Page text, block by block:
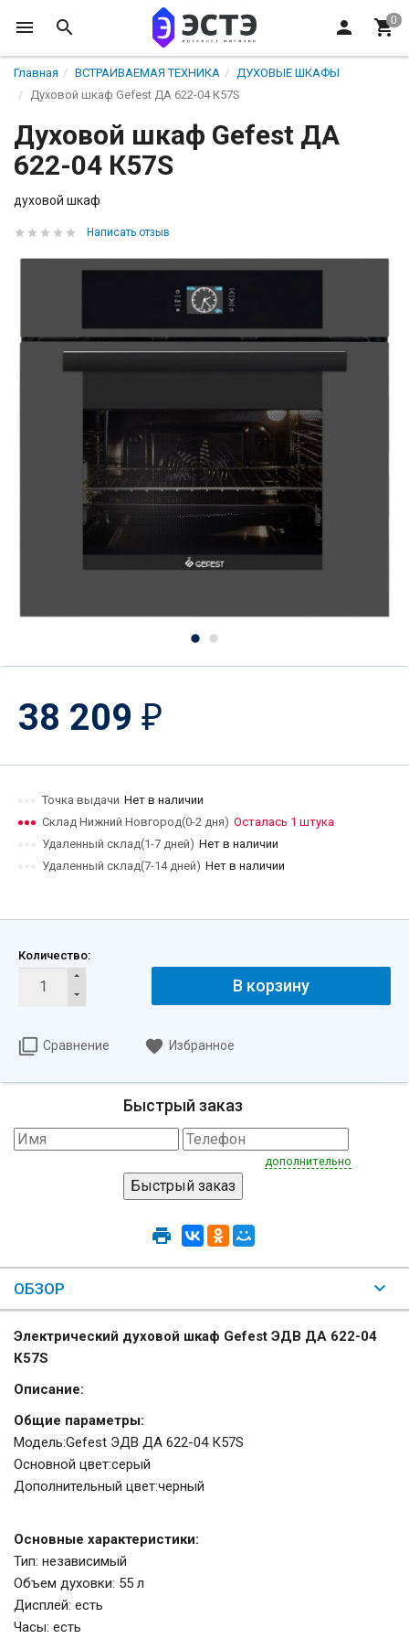
Главная ВСТРАИВАЕМАЯ ТЕХНИКА
ДУХОВЫЕ ШКАФЫ
Духовой шкаф Gefest ДА 622-04 К57S
Духовой шкаф Gefest ДА
622-04 К57S
духовой шкаф
Написать отзыв
38 209 ₽
Точка выдачи Нет в наличии
Склад Нижний Новгород(0-2 дня) Осталась 1 штука
Удаленный склад(1-7 дней) Нет в наличии
Удаленный склад(7-14 дней) Нет в наличии
Количество:
В корзину
Сравнение Избранное
Быстрый заказ
дополнительно
ОБЗОР
Электрический духовой шкаф Gefest ЭДВ ДА 622-04
К57S
Описание:
Общие параметры:
Модель:Gefest ЭДВ ДА 622-04 К57S
Основной цвет:серый
Дополнительный цвет:черный
Основные характеристики:
Тип: независимый
Объем духовки: 55 л
Дисплей: есть
Часы: есть